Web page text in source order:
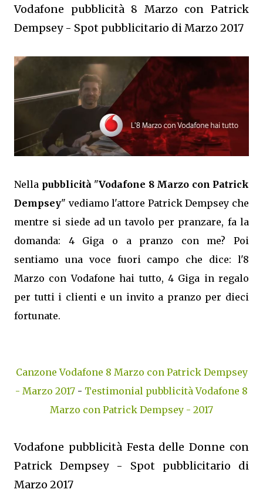
Vodafone pubblicità 8 Marzo con Patrick
Dempsey - Spot pubblicitario di Marzo 2017
Nella pubblicità "Vodafone 8 Marzo con Patrick
Dempsey" vediamo l'attore Patrick Dempsey che
mentre si siede ad un tavolo per pranzare, fa la
domanda: 4 Giga o a pranzo con me? Poi
sentiamo una voce fuori campo che dice: l'8
Marzo con Vodafone hai tutto, 4 Giga in regalo
per tutti i clienti e un invito a pranzo per dieci
fortunate.
Canzone Vodafone 8 Marzo con Patrick Dempsey
- Marzo 2017 - Testimonial pubblicità Vodafone 8
Marzo con Patrick Dempsey - 2017
Vodafone pubblicità Festa delle Donne con
Patrick Dempsey - Spot pubblicitario di
Marzo 2017